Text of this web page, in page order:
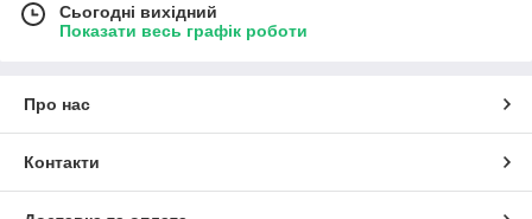
Сьогодні вихідний
Показати весь графік роботи
Про нас
Контакти